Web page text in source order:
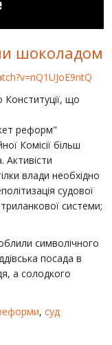
шоколадом
Конституції, що
реформ"
Комісії більш
Активісти
влади необхідно
судової
системи;
символічного
посада в
а солодкого
, суд